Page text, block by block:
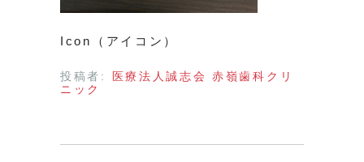
Icon（アイコン）
投稿者:
医療法人誠志会 赤嶺歯科クリ
ニック